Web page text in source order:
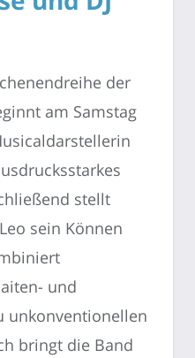
der
am Samstag
stellt
sein Können
und
unkonventionellen
bringt die Band